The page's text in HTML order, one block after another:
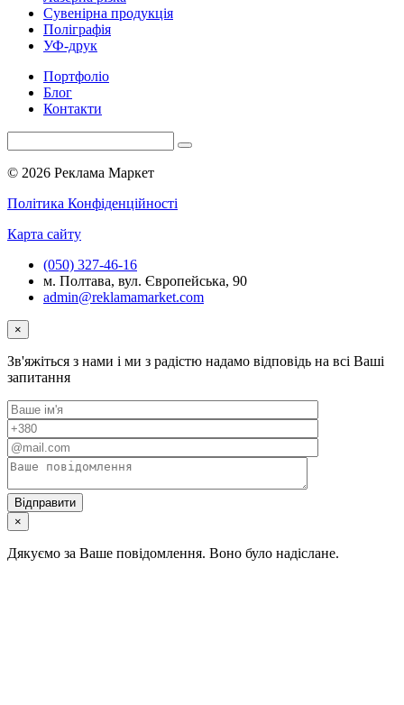
Сувенірна продукція
Поліграфія
УФ-друк
Портфоліо
Блог
Контакти
© 2026 Реклама Маркет
Політика Конфіденційності
Карта сайту
(050) 327-46-16
м. Полтава, вул. Європейська, 90
admin@reklamamarket.com
×
Зв'яжіться з нами і ми з радістю надамо відповідь на всі Ваші
запитання
×
Дякуємо за Ваше повідомлення. Воно було надіслане.